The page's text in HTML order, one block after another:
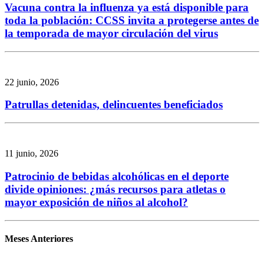
Vacuna contra la influenza ya está disponible para
toda la población: CCSS invita a protegerse antes de
la temporada de mayor circulación del virus
22 junio, 2026
Patrullas detenidas, delincuentes beneficiados
11 junio, 2026
Patrocinio de bebidas alcohólicas en el deporte
divide opiniones: ¿más recursos para atletas o
mayor exposición de niños al alcohol?
Meses Anteriores